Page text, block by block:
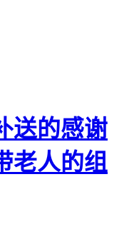
送的感谢
老人的组